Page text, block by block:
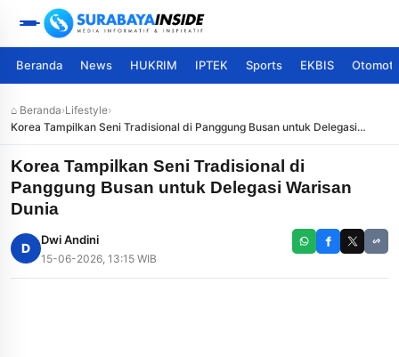
Beranda News HUKRIM IPTEK Sports EKBIS
⌂ Beranda›Lifestyle›
Korea Tampilkan Seni Tradisional di Panggung Busan untuk Delegasi
Warisan Dunia
Korea Tampilkan Seni Tradisional di
Panggung Busan untuk Delegasi Warisan
Dunia
D
Dwi Andini
15-06-2026, 13:15 WIB